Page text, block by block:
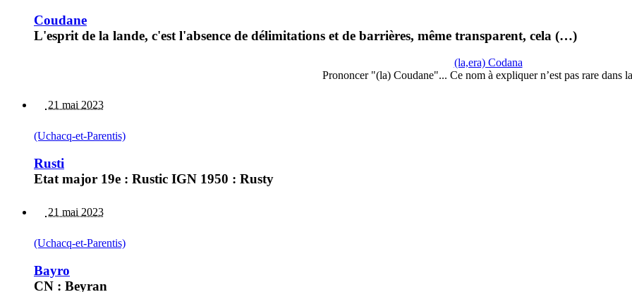
Coudane
L'esprit de la lande, c'est l'absence de délimitations et de barrières, même transparent, cela (…)
(la,era) Codana
Prononcer "(la) Coudane"... Ce nom à expliquer n’est pas rare dans
21 mai 2023
(Uchacq-et-Parentis)
Rusti
Etat major 19e : Rustic IGN 1950 : Rusty
21 mai 2023
(Uchacq-et-Parentis)
Bayro
CN : Beyran